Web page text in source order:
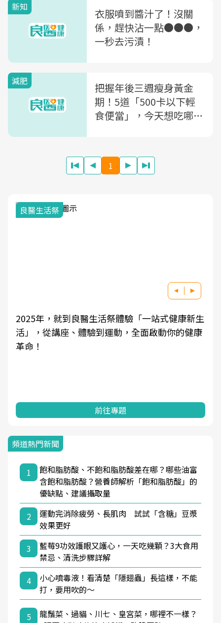
新知
衣服噴到醬汁了！沒關
係，趕快沾一點●●●，
一秒去污漬！
減肥
把握年後三週瘦身黃金
期！5道「500卡以下輕
食便當」，今天想吃哪一
1
良醫生活祭
2025年，就到良醫生活祭體驗「一站式健康新生
活」，從講座、體驗到運動，全面啟動你的健康
革命！
前往專題
頻道熱門新聞
1
飽和脂肪酸、不飽和脂肪酸差在哪？哪些油富
含飽和脂肪酸？營養師解析「飽和脂肪酸」的
優缺點、建議攝取量
2
運動完消除疲勞、長肌肉 試試「含糖」豆漿
效果更好
3
藍莓9功效護眼又護心，一天吃幾顆？3大食用
禁忌、清洗步驟詳解
4
小心噴毒液！看清楚「隱翅蟲」長這樣，不能
打，要用吹的～
5
龍鬚菜、過貓、川七、皇宮菜，哪裡不一樣？